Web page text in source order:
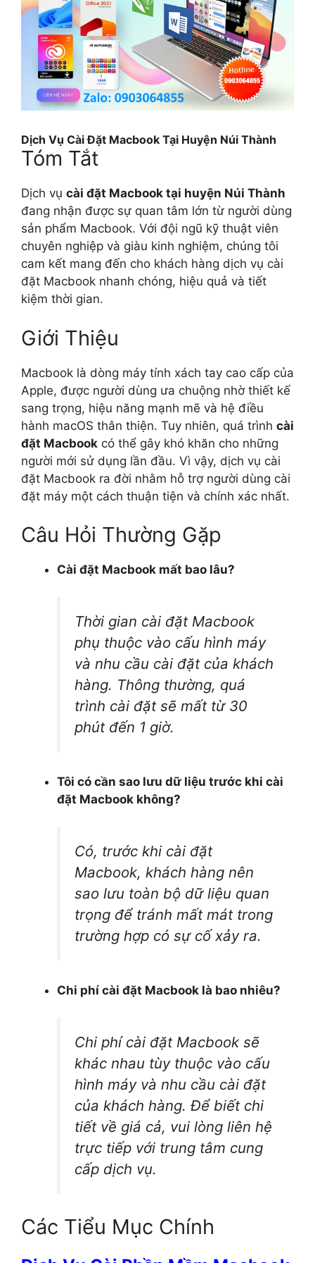
Dịch Vụ Cài Đặt Macbook Tại Huyện Núi Thành
Tóm Tắt
Dịch vụ cài đặt Macbook tại huyện Núi Thành
đang nhận được sự quan tâm lớn từ người dùng
sản phẩm Macbook. Với đội ngũ kỹ thuật viên
chuyên nghiệp và giàu kinh nghiệm, chúng tôi
cam kết mang đến cho khách hàng dịch vụ cài
đặt Macbook nhanh chóng, hiệu quả và tiết
kiệm thời gian.
Giới Thiệu
Macbook là dòng máy tính xách tay cao cấp của
Apple, được người dùng ưa chuộng nhờ thiết kế
sang trọng, hiệu năng mạnh mẽ và hệ điều
hành macOS thân thiện. Tuy nhiên, quá trình cài
đặt Macbook có thể gây khó khăn cho những
người mới sử dụng lần đầu. Vì vậy, dịch vụ cài
đặt Macbook ra đời nhằm hỗ trợ người dùng cài
đặt máy một cách thuận tiện và chính xác nhất.
Câu Hỏi Thường Gặp
Cài đặt Macbook mất bao lâu?
Thời gian cài đặt Macbook
phụ thuộc vào cấu hình máy
và nhu cầu cài đặt của khách
hàng. Thông thường, quá
trình cài đặt sẽ mất từ 30
phút đến 1 giờ.
Tôi có cần sao lưu dữ liệu trước khi cài
đặt Macbook không?
Có, trước khi cài đặt
Macbook, khách hàng nên
sao lưu toàn bộ dữ liệu quan
trọng để tránh mất mát trong
trường hợp có sự cố xảy ra.
Chi phí cài đặt Macbook là bao nhiêu?
Chi phí cài đặt Macbook sẽ
khác nhau tùy thuộc vào cấu
hình máy và nhu cầu cài đặt
của khách hàng. Để biết chi
tiết về giá cả, vui lòng liên hệ
trực tiếp với trung tâm cung
cấp dịch vụ.
Các Tiểu Mục Chính